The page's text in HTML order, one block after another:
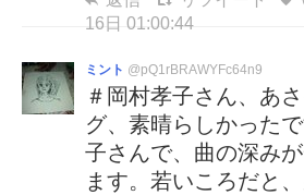
16日 01:00:44
ミント @pQ1rBRAWYFc64n9
＃岡村孝子さん、あ
グ、素晴らしかった
子さんで、曲の深み
ます。若いころだと